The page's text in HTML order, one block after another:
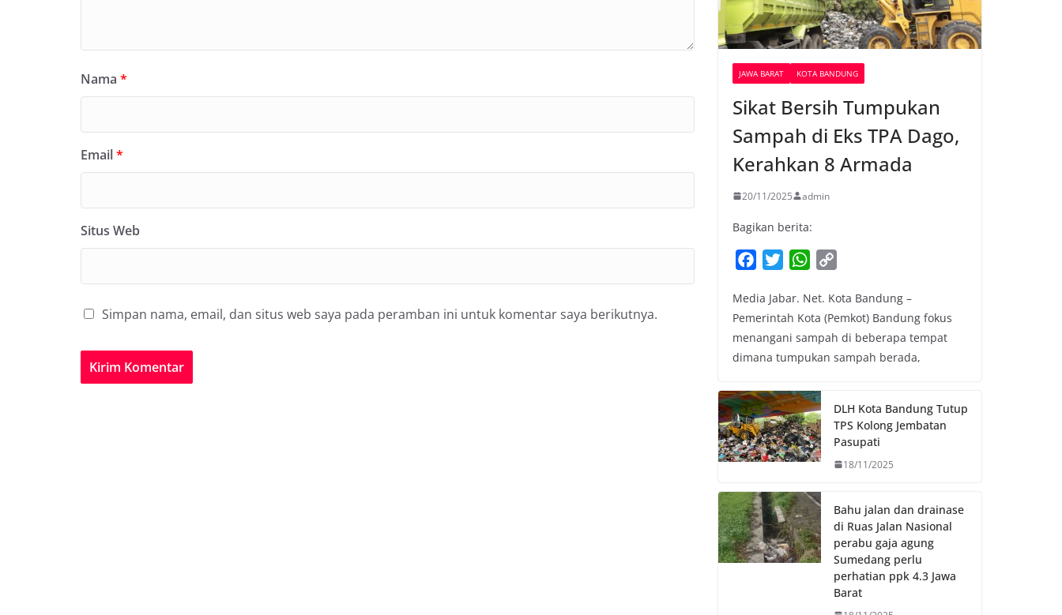
Nama *
Email*
Situs Web
Simpan nama, email, dan situs web saya pada peramban ini untuk komentar saya berikutnya.
JAWA BARAT KOTA BANDUNG
Sikat Bersih Tumpukan
Sampah di Eks TPA Dago,
Kerahkan 8 Armada
20/11/2025 admin
Bagikan berita:
c
e
b
o
k
i
t
t
e
W
a
t
s
A
p
p
y
L
i
k
Media Jabar. Net. Kota Bandung –
Pemerintah Kota (Pemkot) Bandung fokus
menangani sampah di beberapa tempat
dimana tumpukan sampah berada,
DLH Kota Bandung Tutup
TPS Kolong Jembatan
Pasupati
18/11/2025
Bahu jalan dan drainase
di Ruas Jalan Nasional
perabu gaja agung
Sumedang perlu
perhatian ppk 4.3 Jawa
Barat